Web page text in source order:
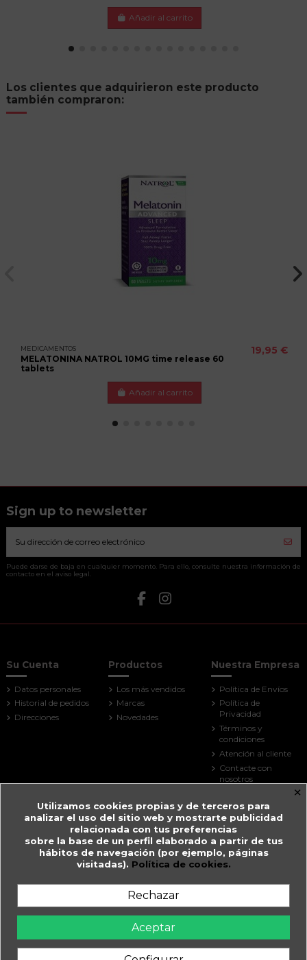
Añadir al carrito
Los clientes que adquirieron este producto
también compraron:
MEDICAMENTOS
MELATONINA NATROL 10MG time release 60
tablets
19,95 €
Añadir al carrito
Sign up to newsletter
Puede darse de baja en cualquier momento. Para ello, consulte nuestra información de
contacto en el aviso legal.
Su Cuenta
Datos personales
Historial de pedidos
Direcciones
Productos
Los más vendidos
Marcas
Novedades
Nuestra Empresa
Política de Envíos
Política de
Privacidad
Términos y
condiciones
Atención al cliente
Contacte con
nosotros
Tiendas
Farmacia Guitart
Prat de la Creu, 59
Andorra
+376 825 033
farmaciaguitart@andorra.ad
Farmàcia Guitart en Andorra la Vella.
×
Utilizamos cookies propias y de terceros para
analizar el uso del sitio web y mostrarte publicidad
relacionada con tus preferencias
sobre la base de un perfil elaborado a partir de tus
hábitos de navegación (por ejemplo, páginas
visitadas). Política de cookies.
Rechazar
Aceptar